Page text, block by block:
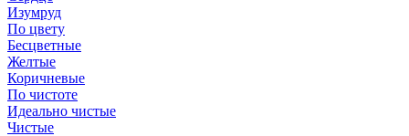
Изумруд
По цвету
Бесцветные
Желтые
Коричневые
По чистоте
Идеально чистые
Чистые